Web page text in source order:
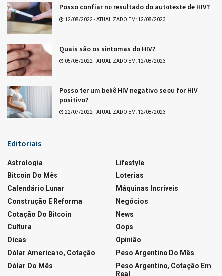
Tags: Últimos resultados da Quina
Que tal +Essa?
Resultado da Lotofácil 3753